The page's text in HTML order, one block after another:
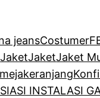
jeansCostumer
JaketJaketJaket
keranjang
INSTALASI